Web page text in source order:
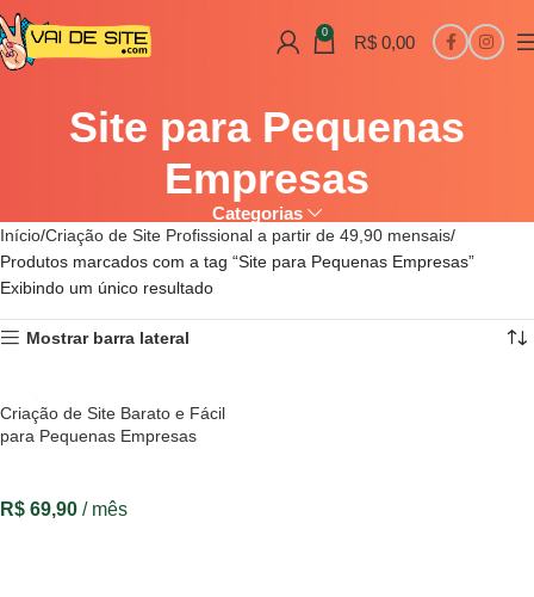
0 R$ 0,00
Site para Pequenas
Empresas
Categorias
Início Criação de Site Profissional a partir de 49,90 mensais
Produtos marcados com a tag “Site para Pequenas Empresas”
Exibindo um único resultado
Mostrar barra lateral
Criação de Site Barato e Fácil
para Pequenas Empresas
R$ 69,90 / mês